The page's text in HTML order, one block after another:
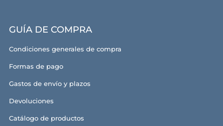
GUÍA DE COMPRA
Condiciones generales de compra
Formas de pago
Gastos de envío y plazos
Devoluciones
Catálogo de productos